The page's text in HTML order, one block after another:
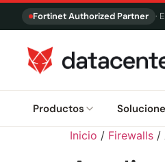
Fortinet Authorized Partner ·
Productos
Inicio / Firewalls /